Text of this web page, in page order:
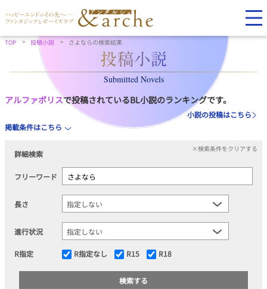
TOP 投稿小説 さよならの検索結果
Submitted Novels
アルファポリスで投稿されているBL小説のランキングです。
小説の投稿はこちら
掲載条件はこちら
詳細検索
×検索条件をクリアする
フリーワード
長さ
進行状況
R指定 R指定なし R15 R18